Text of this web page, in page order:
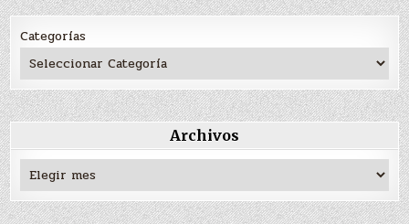
Categorías
Archivos
Archivos